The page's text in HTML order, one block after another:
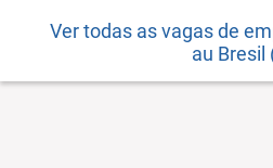
Ver todas as vagas de
au Bresil